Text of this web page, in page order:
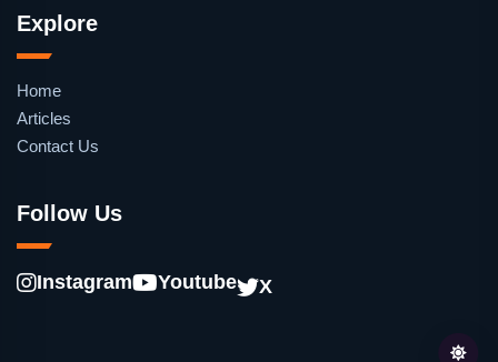
Explore
Home
Articles
Contact Us
Follow Us
Instagram Youtube X